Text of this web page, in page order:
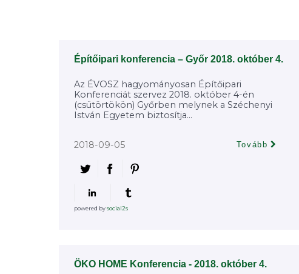
Építőipari konferencia – Győr 2018. október 4.
Az ÉVOSZ hagyományosan Építőipari
Konferenciát szervez 2018. október 4-én
(csütörtökön) Győrben melynek a Széchenyi
István Egyetem biztosítja...
2018-09-05 Tovább
powered bysocial2s
ÖKO HOME Konferencia - 2018. október 4.